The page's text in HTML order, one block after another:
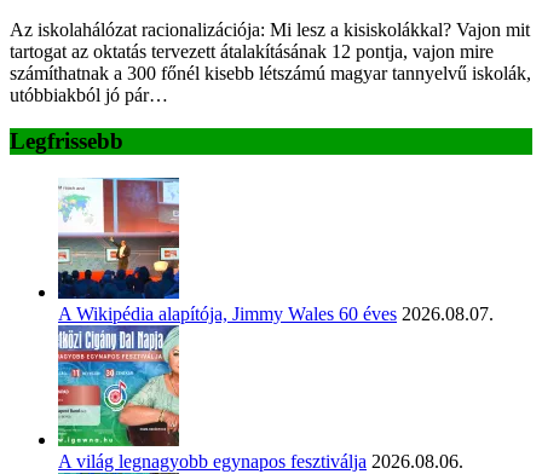
Az iskolahálózat racionalizációja: Mi lesz a kisiskolákkal? Vajon mit
tartogat az oktatás tervezett átalakításának 12 pontja, vajon mire
számíthatnak a 300 főnél kisebb létszámú magyar tannyelvű iskolák,
utóbbiakból jó pár…
Legfrissebb
A Wikipédia alapítója, Jimmy Wales 60 éves 2026.08.07.
A világ legnagyobb egynapos fesztiválja 2026.08.06.